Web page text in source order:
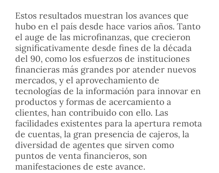
Estos resultados muestran los avances que
hubo en el país desde hace varios años. Tanto
el auge de las microfinanzas, que crecieron
significativamente desde fines de la década
del 90, como los esfuerzos de instituciones
financieras más grandes por atender nuevos
mercados, y el aprovechamiento de
tecnologías de la información para innovar en
productos y formas de acercamiento a
clientes, han contribuido con ello. Las
facilidades existentes para la apertura remota
de cuentas, la gran presencia de cajeros, la
diversidad de agentes que sirven como
puntos de venta financieros, son
manifestaciones de este avance.